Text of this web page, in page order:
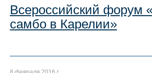
Всероссийский форум
самбо в Карелии»